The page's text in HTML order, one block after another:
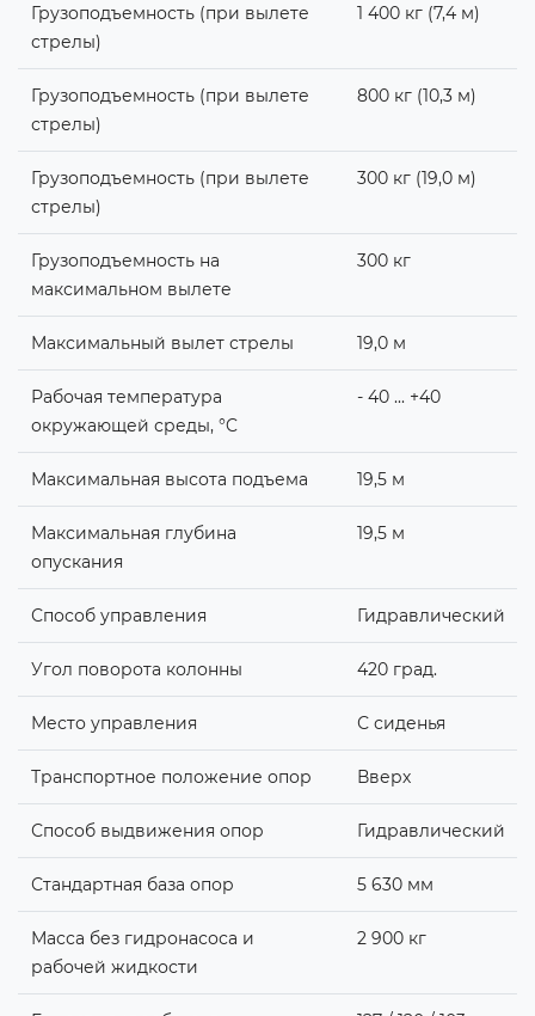
Грузоподъемность (при вылете
стрелы)
1 400 кг (7,4 м)
Грузоподъемность (при вылете
стрелы)
800 кг (10,3 м)
Грузоподъемность (при вылете
стрелы)
300 кг (19,0 м)
Грузоподъемность на
максимальном вылете
300 кг
Максимальный вылет стрелы 19,0 м
Рабочая температура
окружающей среды, °C
- 40 ... +40
Максимальная высота подъема 19,5 м
Максимальная глубина
опускания
19,5 м
Способ управления Гидравлический
Угол поворота колонны 420 град.
Место управления С сиденья
Транспортное положение опор Вверх
Способ выдвижения опор Гидравлический
Стандартная база опор 5 630 мм
Масса без гидронасоса и
рабочей жидкости
2 900 кг